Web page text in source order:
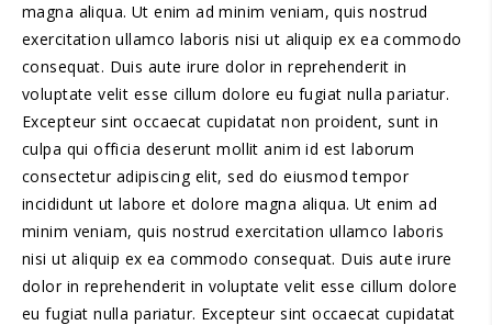
magna aliqua. Ut enim ad minim veniam, quis nostrud
exercitation ullamco laboris nisi ut aliquip ex ea commodo
consequat. Duis aute irure dolor in reprehenderit in
voluptate velit esse cillum dolore eu fugiat nulla pariatur.
Excepteur sint occaecat cupidatat non proident, sunt in
culpa qui officia deserunt mollit anim id est laborum
consectetur adipiscing elit, sed do eiusmod tempor
incididunt ut labore et dolore magna aliqua. Ut enim ad
minim veniam, quis nostrud exercitation ullamco laboris
nisi ut aliquip ex ea commodo consequat. Duis aute irure
dolor in reprehenderit in voluptate velit esse cillum dolore
eu fugiat nulla pariatur. Excepteur sint occaecat cupidatat